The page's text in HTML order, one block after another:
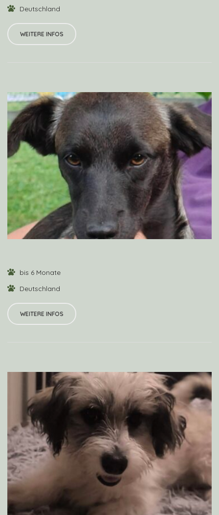
Deutschland
WEITERE INFOS
VIEW PROFILE
bis 6 Monate
Deutschland
WEITERE INFOS
VIEW PROFILE